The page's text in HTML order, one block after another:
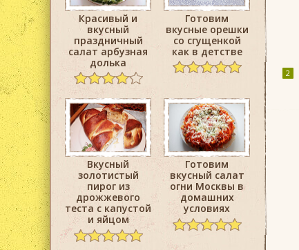
Красивый и
вкусный
праздничный
салат арбузная
долька
Готовим
вкусные орешки
со сгущенкой
как в детстве
Вкусный
золотистый
пирог из
дрожжевого
теста с капустой
и яйцом
Готовим
вкусный салат
огни Москвы в
домашних
условиях